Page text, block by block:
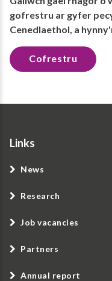
gofrestru ar gyfer
Cenedlaethol, a
Cofrestru
Links
News
Research
Job vacancies
Partners
Annual report